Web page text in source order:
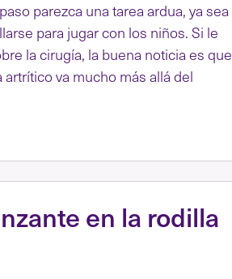
parezca una tarea ardua, ya sea
para jugar con los niños. Si le
la cirugía, la buena noticia es que
va mucho más allá del
en la rodilla